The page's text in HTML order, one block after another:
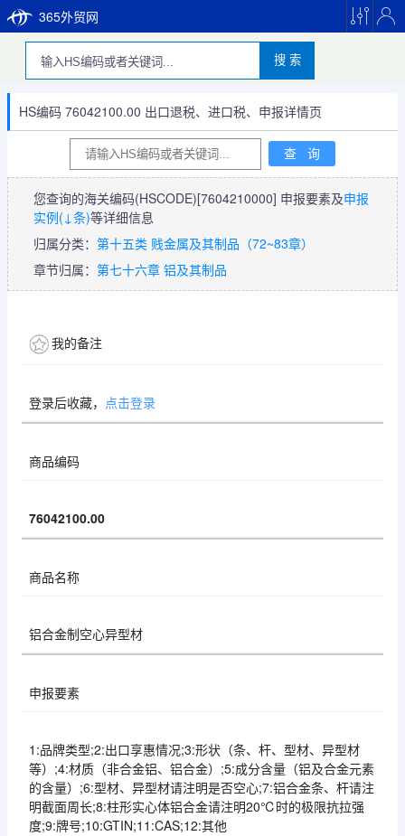
365外贸网
搜 索
HS编码 76042100.00 出口退税、进口税、申报详情页
您查询的海关编码(HSCODE)[7604210000] 申报要素及申报
实例(↓条)等详细信息
归属分类： 第十五类 贱金属及其制品（72~83章）
章节归属： 第七十六章 铝及其制品
我的备注
登录后收藏， 点击登录
商品编码
76042100.00
商品名称
铝合金制空心异型材
申报要素
1:品牌类型;2:出口享惠情况;3:形状（条、杆、型材、异型材
等）;4:材质（非合金铝、铝合金）;5:成分含量（铝及合金元素
的含量）;6:型材、异型材请注明是否空心;7:铝合金条、杆请注
明截面周长;8:柱形实心体铝合金请注明20℃时的极限抗拉强
度;9:牌号;10:GTIN;11:CAS;12:其他